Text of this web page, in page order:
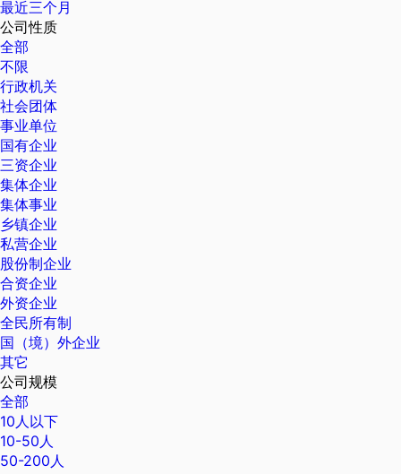
最近三个月
公司性质
全部
不限
行政机关
社会团体
事业单位
国有企业
三资企业
集体企业
集体事业
乡镇企业
私营企业
股份制企业
合资企业
外资企业
全民所有制
国（境）外企业
其它
公司规模
全部
10人以下
10-50人
50-200人